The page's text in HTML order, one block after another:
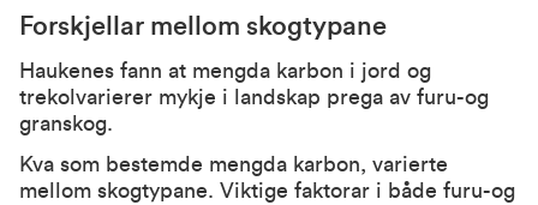
Forskjellar mellom skogtypane
Haukenes fann at mengda karbon i jord og
trekolvarierer mykje i landskap prega av furu-og
granskog.
Kva som bestemde mengda karbon, varierte
mellom skogtypane. Viktige faktorar i både furu-og